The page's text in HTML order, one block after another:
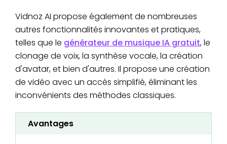
Vidnoz AI propose également de nombreuses
autres fonctionnalités innovantes et pratiques,
telles que le générateur de musique IA gratuit, le
clonage de voix, la synthèse vocale, la création
d'avatar, et bien d'autres. Il propose une création
de vidéo avec un accès simplifié, éliminant les
inconvénients des méthodes classiques.
Avantages